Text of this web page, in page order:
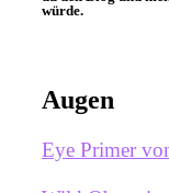
würde.
Augen
Eye Primer